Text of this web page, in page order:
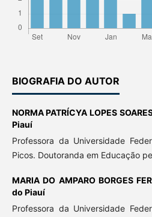
BIOGRAFIA DO AUTOR
NORMA PATRÍCYA LOPES
Piauí
Professora da Universidade
Picos. Doutoranda em Educação
MARIA DO AMPARO BORGES
do Piauí
Professora da Universidade